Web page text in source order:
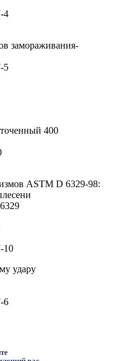
4
замораживания-
5
400
ASTM D 6329-98:
10
удару
6